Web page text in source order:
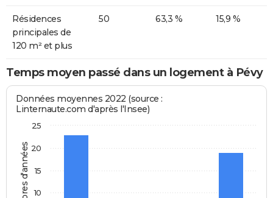
Résidences
principales de
120 m² et plus
50 63,3 % 15,9 %
Temps moyen passé dans un logement à Pévy
Nombres d'années
Données moyennes 2022 (source :
Linternaute.com d'après l'Insee)
10
15
20
25